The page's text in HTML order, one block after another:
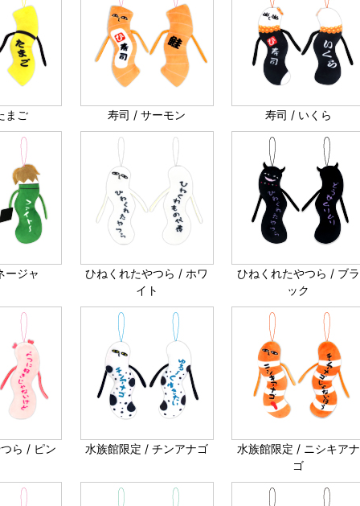
まご 寿司 / サーモン 寿司 / いくら
ージャ
ひねくれたやつら / ホワ
イト
ひねくれたやつら / ブラ
ック
ら / ピン
水族館限定 / チンアナゴ
水族館限定 / ニシキアナ
ゴ